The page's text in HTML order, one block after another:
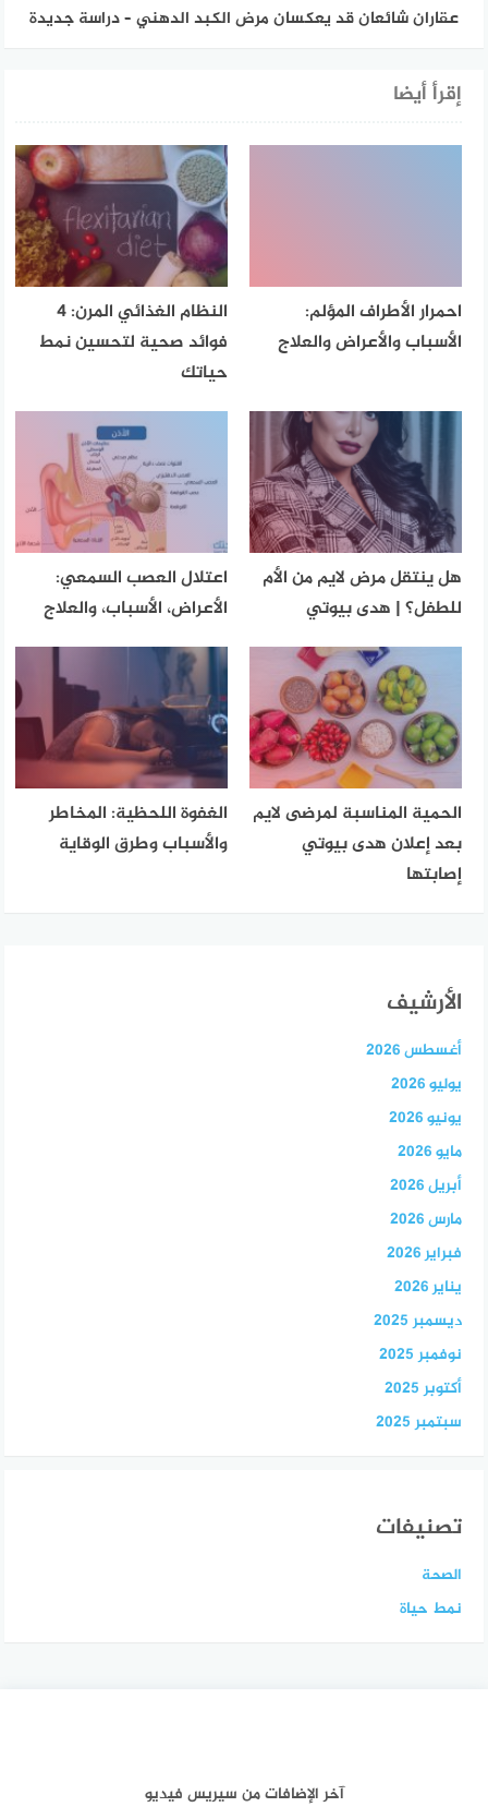
عقاران شائعان قد يعكسان مرض الكبد الدهني – دراسة جديدة
إقرأ أيضا
احمرار الأطراف المؤلم:
الأسباب والأعراض والعلاج
النظام الغذائي المرن: 4
فوائد صحية لتحسين نمط
حياتك
هل ينتقل مرض لايم من الأم
للطفل؟ | هدى بيوتي
اعتلال العصب السمعي:
الأعراض، الأسباب، والعلاج
الحمية المناسبة لمرضى لايم
بعد إعلان هدى بيوتي
إصابتها
الغفوة اللحظية: المخاطر
والأسباب وطرق الوقاية
الأرشيف
أغسطس 2026
يوليو 2026
يونيو 2026
مايو 2026
أبريل 2026
مارس 2026
فبراير 2026
يناير 2026
ديسمبر 2025
نوفمبر 2025
أكتوبر 2025
سبتمبر 2025
تصنيفات
الصحة
نمط حياة
آخر الإضافات من سيريس فيديو